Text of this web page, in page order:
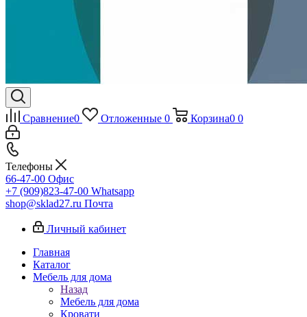
Сравнение0 Отложенные 0 Корзина0 0
Телефоны
66-47-00 Офис
+7 (909)823-47-00 Whatsapp
shop@sklad27.ru Почта
Личный кабинет
Главная
Каталог
Мебель для дома
Назад
Мебель для дома
Кровати